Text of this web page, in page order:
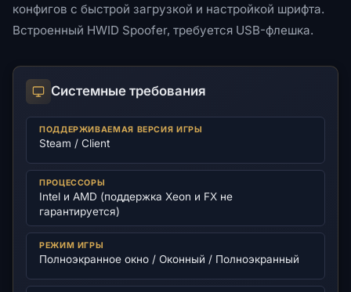
конфигов с быстрой загрузкой и настройкой шрифта.
Встроенный HWID Spoofer, требуется USB-флешка.
Системные требования
ПОДДЕРЖИВАЕМАЯ ВЕРСИЯ ИГРЫ
Steam / Client
ПРОЦЕССОРЫ
Intel и AMD (поддержка Xeon и FX не
гарантируется)
РЕЖИМ ИГРЫ
Полноэкранное окно / Оконный / Полноэкранный